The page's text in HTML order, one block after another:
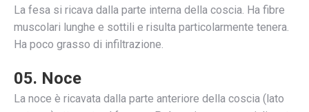
La fesa si ricava dalla parte interna della coscia. Ha fibre
muscolari lunghe e sottili e risulta particolarmente tenera.
Ha poco grasso di infiltrazione.
05. Noce
La noce è ricavata dalla parte anteriore della coscia (lato